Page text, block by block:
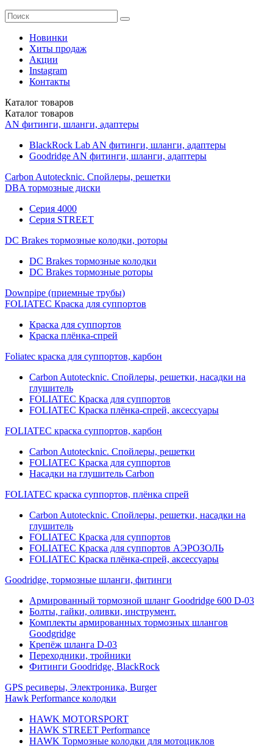
Новинки
Хиты продаж
Акции
Instagram
Контакты
Каталог товаров
Каталог товаров
AN фитинги, шланги, адаптеры
BlackRock Lab AN фитинги, шланги, адаптеры
Goodridge AN фитинги, шланги, адаптеры
Carbon Autotecknic. Спойлеры, решетки
DBA тормозные диски
Серия 4000
Серия STREET
DC Brakes тормозные колодки, роторы
DC Brakes тормозные колодки
DC Brakes тормозные роторы
Downpipe (приемные трубы)
FOLIATEC Краска для суппортов
Краска для суппортов
Краска плёнка-спрей
Foliatec краска для суппортов, карбон
Carbon Autotecknic. Спойлеры, решетки, насадки на
глушитель
FOLIATEC Краска для суппортов
FOLIATEC Краска плёнка-спрей, аксессуары
FOLIATEC краска суппортов, карбон
Carbon Autotecknic. Спойлеры, решетки
FOLIATEC Краска для суппортов
Насадки на глушитель Carbon
FOLIATEC краска суппортов, плёнка спрей
Carbon Autotecknic. Спойлеры, решетки, насадки на
глушитель
FOLIATEC Краска для суппортов
FOLIATEC Краска для суппортов АЭРОЗОЛЬ
FOLIATEC Краска плёнка-спрей, аксессуары
Goodridge, тормозные шланги, фитинги
Армированный тормозной шланг Goodridge 600 D-03
Болты, гайки, оливки, инструмент.
Комплекты армированных тормозных шлангов
Goodgridge
Крепёж шланга D-03
Переходники, тройники
Фитинги Goodridge, BlackRock
GPS ресиверы, Электроника, Burger
Hawk Performance колодки
HAWK MOTORSPORT
HAWK STREET Performance
HAWK Тормозные колодки для мотоциклов